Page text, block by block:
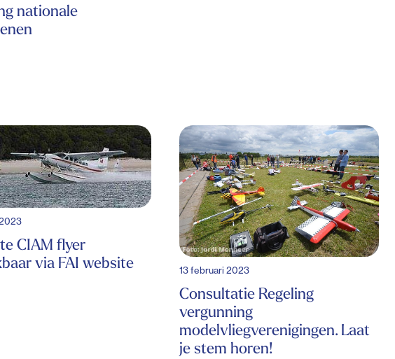
nationale
CIAM flyer
via FAI website
13 februari 2023
Consultatie Regeling
vergunning
modelvliegverenigingen. Laat
je stem horen!